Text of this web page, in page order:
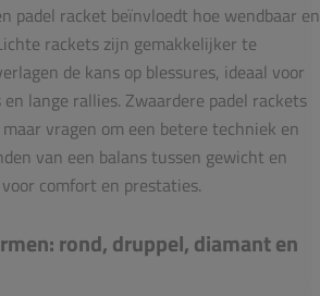
padel racket beïnvloedt hoe wendbaar en
rackets zijn gemakkelijker te
de kans op blessures, ideaal voor
lange rallies. Zwaardere padel rackets
vragen om een betere techniek en
van een balans tussen gewicht en
comfort en prestaties.
rond, druppel, diamant en